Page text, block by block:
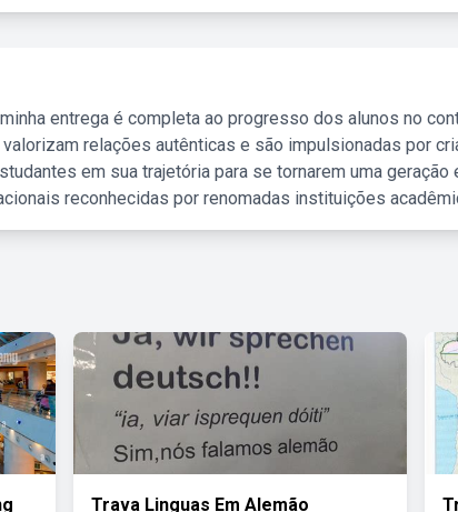
entrega é completa ao progresso dos alunos no
relações autênticas e são impulsionadas por
em sua trajetória para se tornarem uma geração
reconhecidas por renomadas instituições
Trava Linguas Em Alemão